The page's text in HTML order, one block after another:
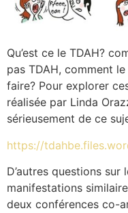
Qu’est ce le TDAH?
pas TDAH, comment
faire? Pour explorer
réalisée par Linda
sérieusement de ce
https://
D’autres questions
manifestations
deux conférences co-